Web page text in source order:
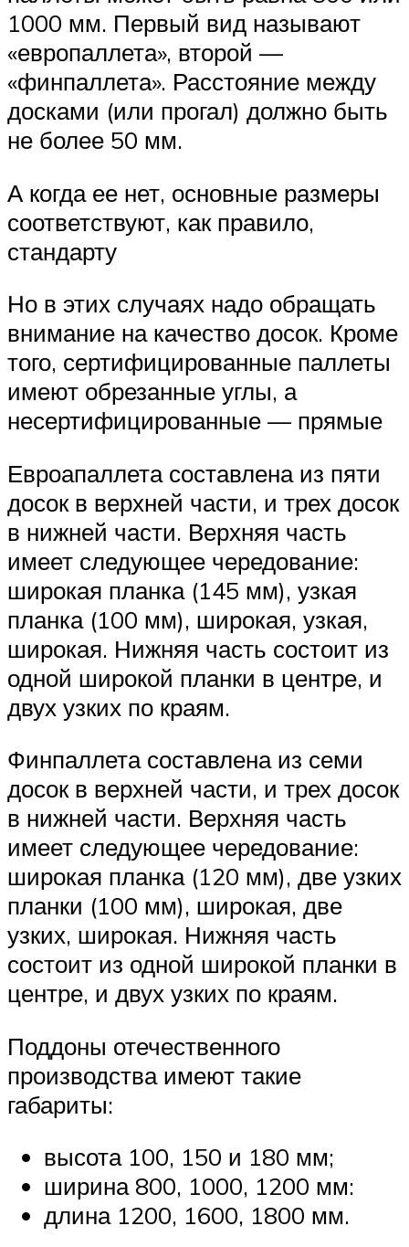
1000 мм. Первый вид называют
«европаллета», второй —
«финпаллета». Расстояние между
досками (или прогал) должно быть
не более 50 мм.
А когда ее нет, основные размеры
соответствуют, как правило,
стандарту
Но в этих случаях надо обращать
внимание на качество досок. Кроме
того, сертифицированные паллеты
имеют обрезанные углы, а
несертифицированные — прямые
Евроапаллета составлена из пяти
досок в верхней части, и трех досок
в нижней части. Верхняя часть
имеет следующее чередование:
широкая планка (145 мм), узкая
планка (100 мм), широкая, узкая,
широкая. Нижняя часть состоит из
одной широкой планки в центре, и
двух узких по краям.
Финпаллета составлена из семи
досок в верхней части, и трех досок
в нижней части. Верхняя часть
имеет следующее чередование:
широкая планка (120 мм), две узких
планки (100 мм), широкая, две
узких, широкая. Нижняя часть
состоит из одной широкой планки в
центре, и двух узких по краям.
Поддоны отечественного
производства имеют такие
габариты:
высота 100, 150 и 180 мм;
ширина 800, 1000, 1200 мм:
длина 1200, 1600, 1800 мм.